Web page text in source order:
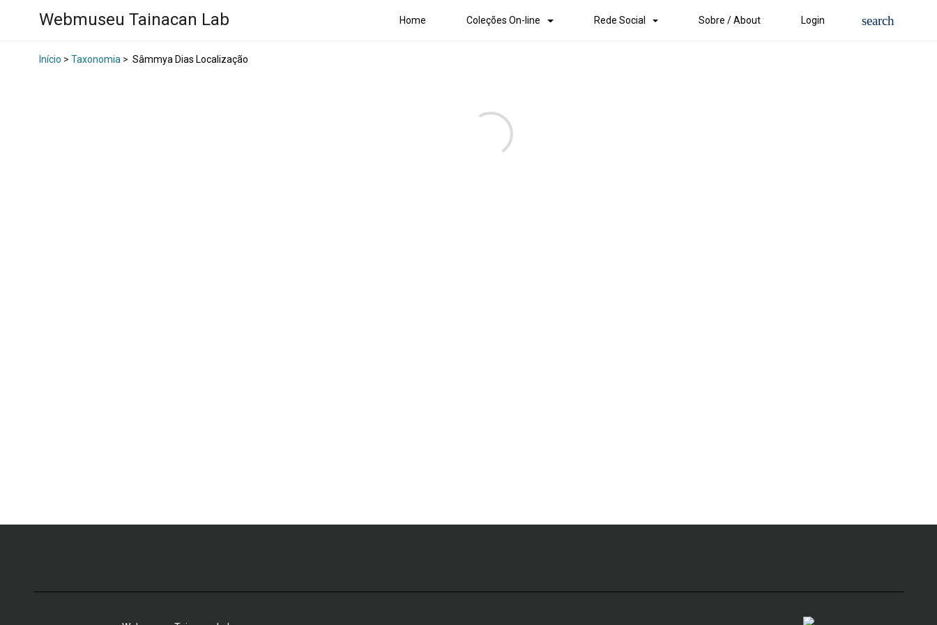
Webmuseu Tainacan Lab Home Coleções On-line Rede Social Sobre / About Login
Início > Taxonomia > Sâmmya Dias Localização